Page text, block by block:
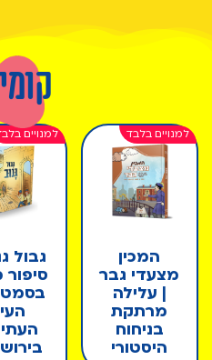
המכין
מצעדי גבר
| עלילה
מרתקת
בניחוח
היסטורי
גבול